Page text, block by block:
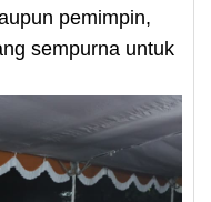
pemimpin,
sempurna untuk